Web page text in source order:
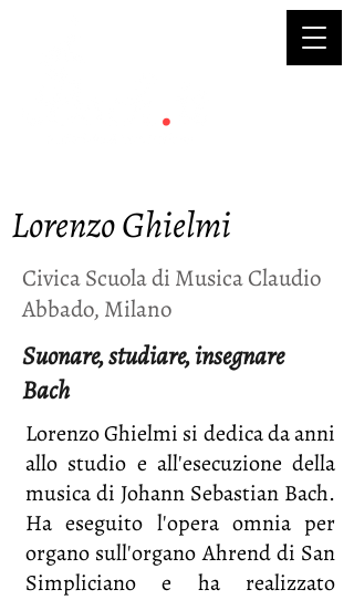
Lorenzo Ghielmi
Civica Scuola di Musica Claudio
Abbado, Milano
Suonare, studiare, insegnare
Bach
Lorenzo Ghielmi si dedica da anni
allo studio e all'esecuzione della
musica di Johann Sebastian Bach.
Ha eseguito l'opera omnia per
organo sull'organo Ahrend di San
Simpliciano e ha realizzato